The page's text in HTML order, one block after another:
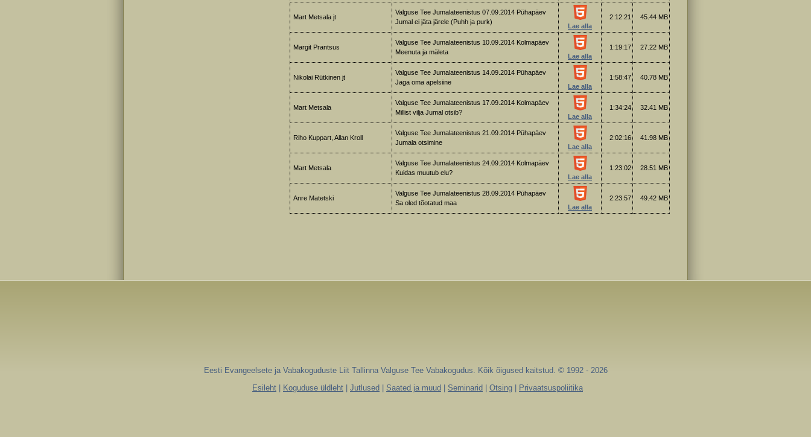
Mart Metsala jt
Valguse Tee Jumalateenistus 07.09.2014 Pühapäev
Jumal ei jäta järele (Puhh ja purk)
Lae alla
2:12:21 45.44 MB
Margit Prantsus
Valguse Tee Jumalateenistus 10.09.2014 Kolmapäev
Meenuta ja mäleta
Lae alla
1:19:17 27.22 MB
Nikolai Rütkinen jt
Valguse Tee Jumalateenistus 14.09.2014 Pühapäev
Jaga oma apelsiine
Lae alla
1:58:47 40.78 MB
Mart Metsala
Valguse Tee Jumalateenistus 17.09.2014 Kolmapäev
Millist vilja Jumal otsib?
Lae alla
1:34:24 32.41 MB
Riho Kuppart, Allan Kroll
Valguse Tee Jumalateenistus 21.09.2014 Pühapäev
Jumala otsimine
Lae alla
2:02:16 41.98 MB
Mart Metsala
Valguse Tee Jumalateenistus 24.09.2014 Kolmapäev
Kuidas muutub elu?
Lae alla
1:23:02 28.51 MB
Anre Matetski
Valguse Tee Jumalateenistus 28.09.2014 Pühapäev
Sa oled tõotatud maa
Lae alla
2:23:57 49.42 MB
Eesti Evangeelsete ja Vabakoguduste Liit Tallinna Valguse Tee Vabakogudus. Kõik õigused kaitstud. © 1992 - 2026
Esileht
Koguduse üldleht Jutlused Saated ja muud Seminarid Otsing Privaatsuspoliitika